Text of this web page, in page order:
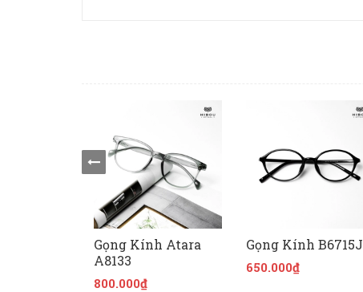
Gọng Kính Atara
A8133
800.000₫
Gọng Kính B6715J
650.000₫